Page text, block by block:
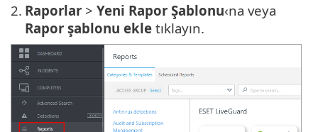
2. Raporlar > Yeni Rapor Şablonu‹na veya
Rapor şablonu ekle tıklayın.